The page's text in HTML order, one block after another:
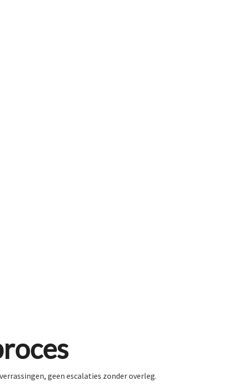
geen escalaties zonder overleg.